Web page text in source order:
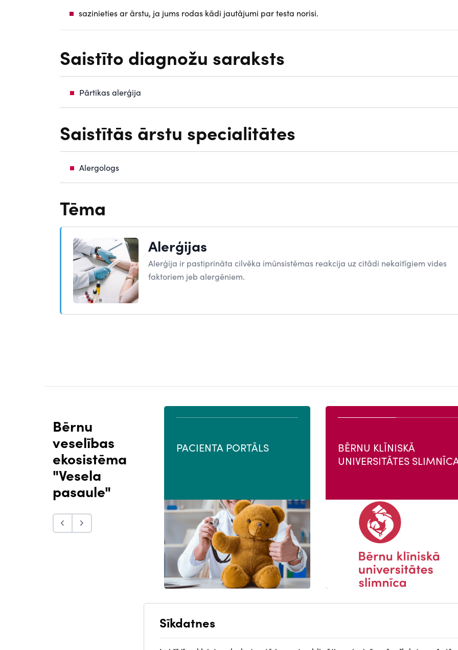
sazinieties ar ārstu, ja jums rodas kādi jautājumi par testa norisi.
Saistīto diagnožu saraksts
Pārtikas alerģija
Saistītās ārstu specialitātes
Alergologs
Tēma
Alerģijas
Alerģija ir pastiprināta cilvēka imūnsistēmas reakcija uz citādi nekaitīgiem vides
faktoriem jeb alergēniem.
Bērnu
veselības
ekosistēma
"Vesela
pasaule"
PROFESIONĀĻU PORTĀLS PACIENTA PORTĀLS
BĒRNU KLĪNISKĀ
UNIVERSITĀTES
Sīkdatnes